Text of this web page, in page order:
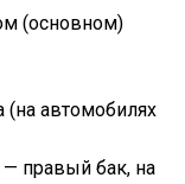
(основном)
(на автомобилях
правый бак, на